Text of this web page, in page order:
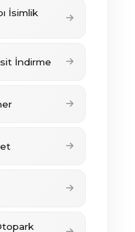
İsimlik
İndirme